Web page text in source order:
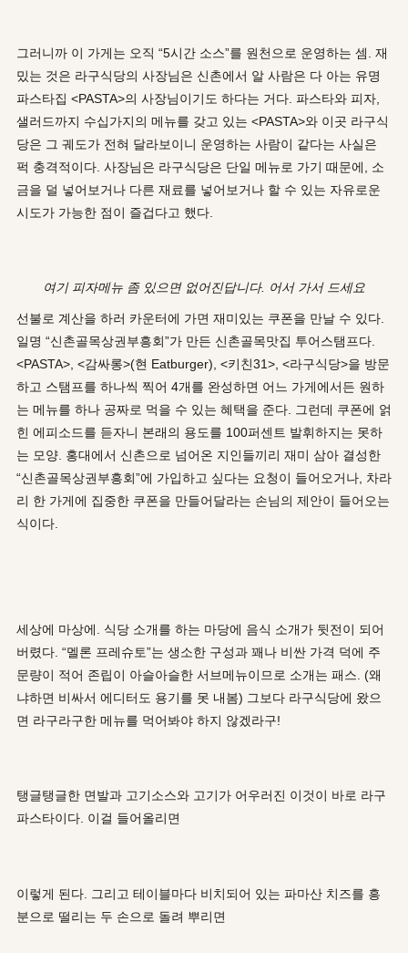
그러니까 이 가게는 오직 “5시간 소스”를 원천으로 운영하는 셈. 재
밌는 것은 라구식당의 사장님은 신촌에서 알 사람은 다 아는 유명
파스타집 <PASTA>의 사장님이기도 하다는 거다. 파스타와 피자,
샐러드까지 수십가지의 메뉴를 갖고 있는 <PASTA>와 이곳 라구식
당은 그 궤도가 전혀 달라보이니 운영하는 사람이 같다는 사실은
퍽 충격적이다. 사장님은 라구식당은 단일 메뉴로 가기 때문에, 소
금을 덜 넣어보거나 다른 재료를 넣어보거나 할 수 있는 자유로운
시도가 가능한 점이 즐겁다고 했다.
여기 피자메뉴 좀 있으면 없어진답니다. 어서 가서 드세요
선불로 계산을 하러 카운터에 가면 재미있는 쿠폰을 만날 수 있다.
일명 “신촌골목상권부흥회”가 만든 신촌골목맛집 투어스탬프다.
<PASTA>, <감싸롱>(현 Eatburger), <키친31>, <라구식당>을 방문
하고 스탬프를 하나씩 찍어 4개를 완성하면 어느 가게에서든 원하
는 메뉴를 하나 공짜로 먹을 수 있는 혜택을 준다. 그런데 쿠폰에 얽
힌 에피소드를 듣자니 본래의 용도를 100퍼센트 발휘하지는 못하
는 모양. 홍대에서 신촌으로 넘어온 지인들끼리 재미 삼아 결성한
“신촌골목상권부흥회”에 가입하고 싶다는 요청이 들어오거나, 차라
리 한 가게에 집중한 쿠폰을 만들어달라는 손님의 제안이 들어오는
식이다.
세상에 마상에. 식당 소개를 하는 마당에 음식 소개가 뒷전이 되어
버렸다. “멜론 프레슈토”는 생소한 구성과 꽤나 비싼 가격 덕에 주
문량이 적어 존립이 아슬아슬한 서브메뉴이므로 소개는 패스. (왜
냐하면 비싸서 에디터도 용기를 못 내봄) 그보다 라구식당에 왔으
면 라구라구한 메뉴를 먹어봐야 하지 않겠라구!
탱글탱글한 면발과 고기소스와 고기가 어우러진 이것이 바로 라구
파스타이다. 이걸 들어올리면
이렇게 된다. 그리고 테이블마다 비치되어 있는 파마산 치즈를 흥
분으로 떨리는 두 손으로 돌려 뿌리면